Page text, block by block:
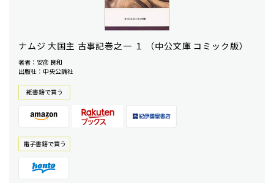
ナムジ 大国主 古事記巻之一 １ （中公文庫 コミック版）
著者：安彦 良和
出版社：中央公論社
紙書籍で買う
電⼦書籍で買う